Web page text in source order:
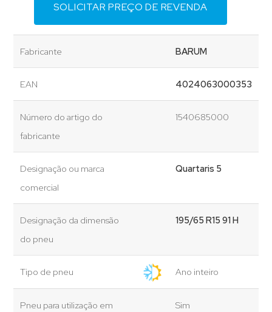
SOLICITAR PREÇO DE REVENDA
Fabricante BARUM
EAN 4024063000353
Número do artigo do
fabricante
1540685000
Designação ou marca
comercial
Quartaris 5
Designação da dimensão
do pneu
195/65 R15 91 H
Tipo de pneu Ano inteiro
Pneu para utilização em
Sim